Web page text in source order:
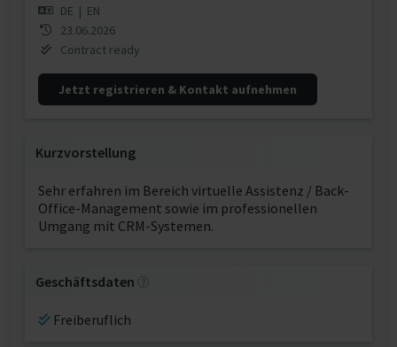
DE | EN
23.06.2026
Contract ready
Jetzt registrieren & Kontakt aufnehmen
Kurzvorstellung
Sehr erfahren im Bereich virtuelle Assistenz / Back-
Office-Management sowie im professionellen
Umgang mit CRM-Systemen.
Geschäftsdaten
Freiberuflich